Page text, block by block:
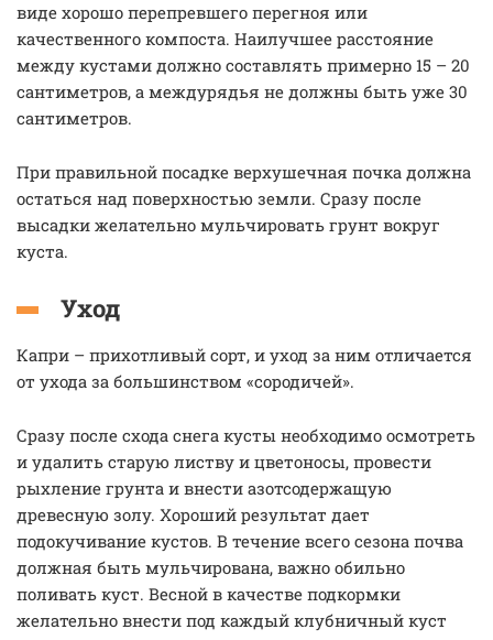
виде хорошо перепревшего перегноя или
качественного компоста. Наилучшее расстояние
между кустами должно составлять примерно 15 – 20
сантиметров, а междурядья не должны быть уже 30
сантиметров.
При правильной посадке верхушечная почка должна
остаться над поверхностью земли. Сразу после
высадки желательно мульчировать грунт вокруг
куста.
Уход
Капри – прихотливый сорт, и уход за ним отличается
от ухода за большинством «сородичей».
Сразу после схода снега кусты необходимо осмотреть
и удалить старую листву и цветоносы, провести
рыхление грунта и внести азотсодержащую
древесную золу. Хороший результат дает
подокучивание кустов. В течение всего сезона почва
должная быть мульчирована, важно обильно
поливать куст. Весной в качестве подкормки
желательно внести под каждый клубничный куст